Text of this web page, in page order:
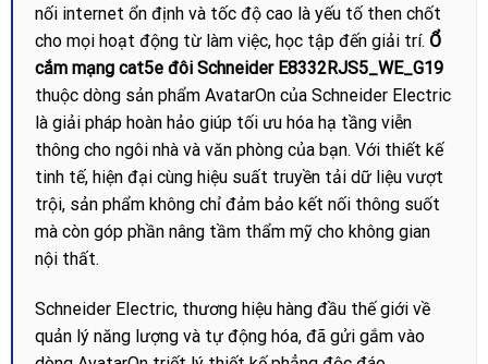
nối internet ổn định và tốc độ cao là yếu tố then chốt
cho mọi hoạt động từ làm việc, học tập đến giải trí. Ổ
cắm mạng cat5e đôi Schneider E8332RJS5_WE_G19
thuộc dòng sản phẩm AvatarOn của Schneider Electric
là giải pháp hoàn hảo giúp tối ưu hóa hạ tầng viễn
thông cho ngôi nhà và văn phòng của bạn. Với thiết kế
tinh tế, hiện đại cùng hiệu suất truyền tải dữ liệu vượt
trội, sản phẩm không chỉ đảm bảo kết nối thông suốt
mà còn góp phần nâng tầm thẩm mỹ cho không gian
nội thất.
Schneider Electric, thương hiệu hàng đầu thế giới về
quản lý năng lượng và tự động hóa, đã gửi gắm vào